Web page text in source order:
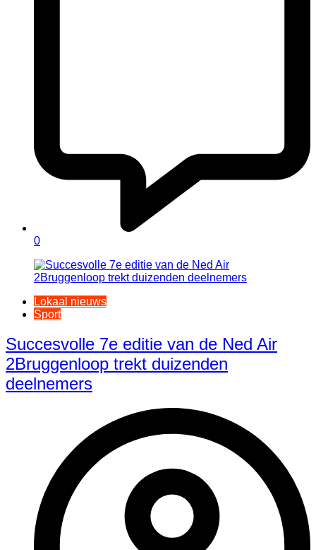
0
Lokaal nieuws
Sport
Succesvolle 7e editie van de Ned Air
2Bruggenloop trekt duizenden
deelnemers